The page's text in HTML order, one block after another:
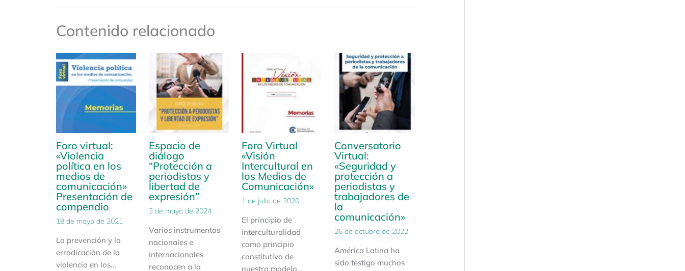
Contenido relacionado
Foro virtual:
«Violencia
política en los
medios de
comunicación»
Presentación de
compendio
18 de mayo de 2021
La prevención y la
erradicación de la
violencia en los…
Espacio de
diálogo
“Protección a
periodistas y
libertad de
expresión”
2 de mayo de 2024
Varios instrumentos
nacionales e
internacionales
reconocen a la
Foro Virtual
«Visión
Intercultural en
los Medios de
Comunicación»
1 de julio de 2020
El principio de
interculturalidad
como principio
constitutivo de
nuestro modelo…
Conversatorio
Virtual:
«Seguridad y
protección a
periodistas y
trabajadores de
la
comunicación»
26 de octubre de 2022
América Latina ha
sido testigo muchos